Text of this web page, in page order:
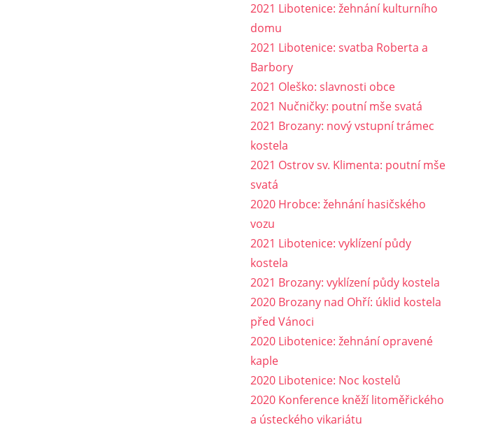
2021 Libotenice: žehnání kulturního
domu
2021 Libotenice: svatba Roberta a
Barbory
2021 Oleško: slavnosti obce
2021 Nučničky: poutní mše svatá
2021 Brozany: nový vstupní trámec
kostela
2021 Ostrov sv. Klimenta: poutní mše
svatá
2020 Hrobce: žehnání hasičského
vozu
2021 Libotenice: vyklízení půdy
kostela
2021 Brozany: vyklízení půdy kostela
2020 Brozany nad Ohří: úklid kostela
před Vánoci
2020 Libotenice: žehnání opravené
kaple
2020 Libotenice: Noc kostelů
2020 Konference kněží litoměřického
a ústeckého vikariátu